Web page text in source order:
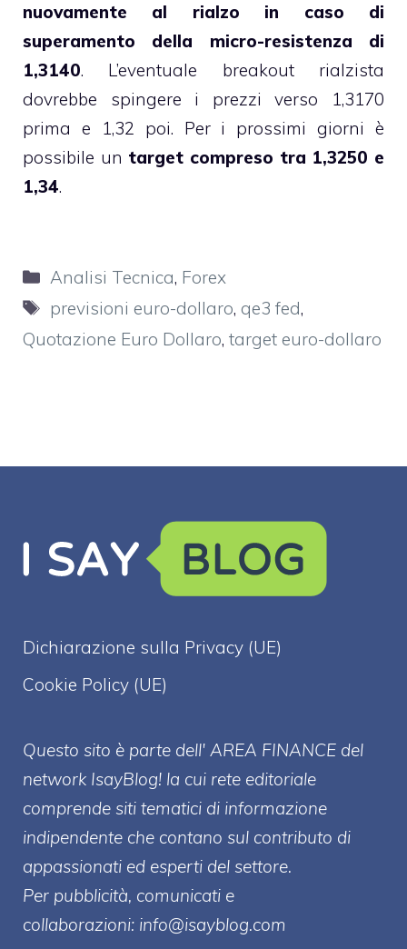
nuovamente al rialzo in caso di
superamento della micro-resistenza di
1,3140. L’eventuale breakout rialzista
dovrebbe spingere i prezzi verso 1,3170
prima e 1,32 poi. Per i prossimi giorni è
possibile un target compreso tra 1,3250 e
1,34.
Categorie
Analisi Tecnica, Forex
Tag
previsioni euro-dollaro, qe3 fed,
Quotazione Euro Dollaro, target euro-dollaro
Dichiarazione sulla Privacy (UE)
Cookie Policy (UE)
Questo sito è parte dell' AREA FINANCE del
network IsayBlog! la cui rete editoriale
comprende siti tematici di informazione
indipendente che contano sul contributo di
appassionati ed esperti del settore.
Per pubblicità, comunicati e
collaborazioni: info@isayblog.com